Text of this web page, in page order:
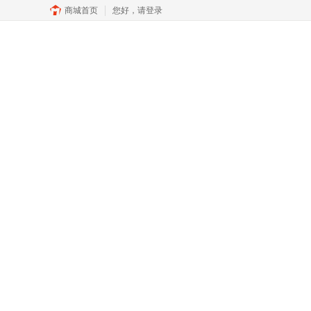
商城首页 您好， 请登录